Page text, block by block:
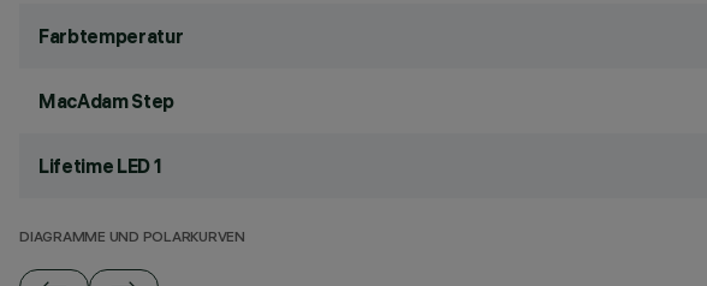
Farbtemperatur
MacAdam Step
Lifetime LED 1
DIAGRAMME UND POLARKURVEN